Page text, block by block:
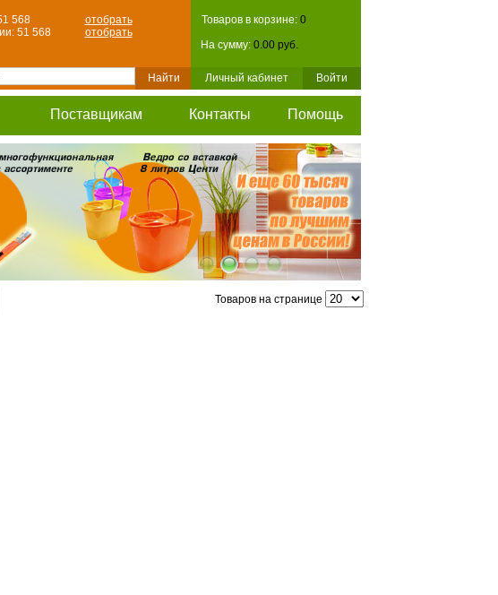
Товаров в корзине: 0
На сумму: 0.00 руб.
Личный кабинет Войти
568
отобрать
51 568
отобрать
Поставщикам Контакты Помощь
Товаров на странице